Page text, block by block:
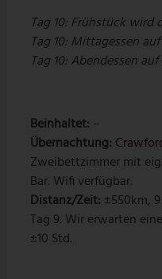
Tag 10: Frühstück
Tag 10: Mittagessen
Tag 10: Abendessen
Beinhaltet: –
Übernachtung:
Zweibettzimmer mit
Bar. Wifi verfügbar.
Distanz/Zeit: ±550km,
Tag 9. Wir erwarten
±10 Std.